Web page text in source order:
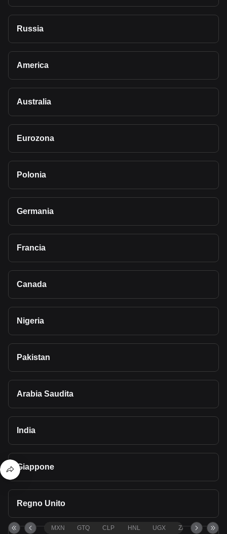
Russia
America
Australia
Eurozona
Polonia
Germania
Francia
Canada
Nigeria
Pakistan
Arabia Saudita
India
Giappone
Regno Unito
MXN GTQ CLP HNL UGX ZAR TND